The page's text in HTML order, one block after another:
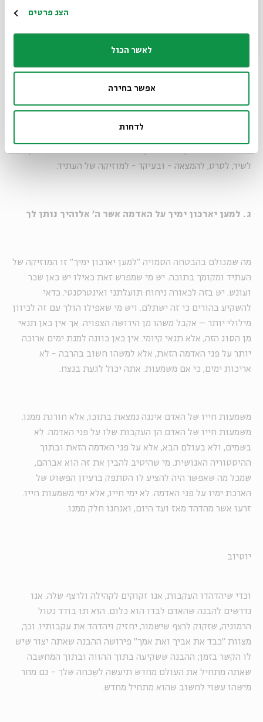
הצג פרטים
לאשר הכול
אפשר בחירה
לדחות
שלנו היו קצת מקולקלים, ועכשיו מגיע זמן התיקון. מגיע זמן
ההצדעה לדור שהמשקל העצום שלו היו ילדים שגדלו להיות
מבוגרים שקצת שכחו. הבנת הזעם של היום פירושה הבנת
לשיר, לסרט, להמצאה - ובעיקר - למוזיקה של העתיד.
ג. למען יארכון ימיך על האדמה אשר ה' אלוהיך נותן לך
מה שמגולם בהבטחה הסמויה "למען יארכון ימיך" זו המוזיקה של
העתיד ומקומך בתוכה. יש מי שמפרש זאת כאילו יש כאן שכר
ועונש. יש בזה לכאורה ניחוח תועלתני ואינטרסנטי. כדאי
להשקיע בהורים כי זה ישתלם. ויש מי שאפילו הולך עם זה לכיוון
מילולי יותר – אקבל משהו מן הירושה הצפויה. אך אין כאן תנאי
מן הסוג הזה, אלא תנאי קיומי. אין כאן כוונה למנת ימים ארוכה
יותר על פני האדמה הזאת, אלא למשהו חשוב בהרבה - לא
אריכות ימים, כי אם משמעות. אתה יכול לגעת בנצח.
משמעות חייו של האדם איננה נמצאת בתוכו, אלא חורגת ממנו.
משמעות חייו של האדם הן העקבות שלו על פני האדמה. לא
בשמים, ולא בעולם הבא, אלא על פני האדמה הזאת ובתוך
ההיסטוריה האנושית. מי שהיטיב להבין את זה הוא אברהם,
שמכל מה שאפשר היה להציע לו הסתפק ברעיון הפשוט של
הארכת ימיו על פני האדמה. לא ימי חייו, אלא ימי משמעות חייו.
זרעו אשר מהדהד מאז ועד היום, ואנחנו חלק ממנו.
יוטיוב
וכדי שיהדהדו העקבות, אנו זקוקים לקהילה ולרצף שלה. אנו
נדרשים להבנה שהאדם לבדו הוא כלום. הוא תו בודד נטול
הרמוניה, שזקוק לרצף שישמור, יחזיק ויהדהד את עקבותיו. וכך,
מצוות "כבד את אביך ואת אמך" פירושה ההבנה שאתה יצור שיש
לו הקשר בזמן; ההבנה ששקיעה בתוך ההווה ובתוך המחשבה
שאתה מתחיל את העולם מחדש תיעשה לשִכחה שלך - גם מחר
מישהו עשוי לחשוב שהוא מתחיל מחדש.